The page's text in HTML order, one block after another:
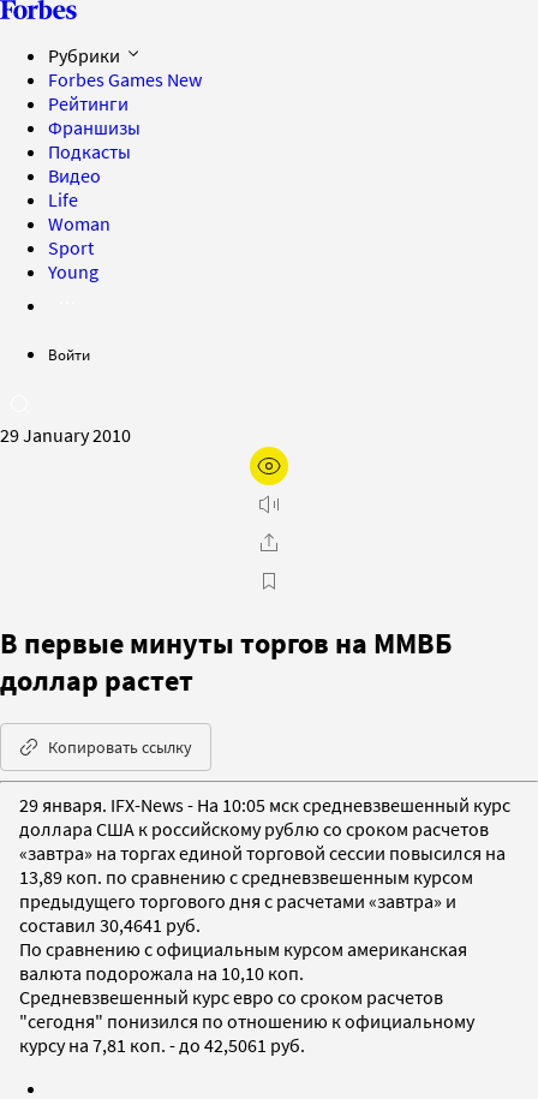
Рубрики
Forbes Games New
Рейтинги
Франшизы
Подкасты
Видео
Life
Woman
Sport
Young
Войти
29 January 2010
В первые минуты торгов на ММВБ
доллар растет
Копировать ссылку
29 января. IFX-News - На 10:05 мск средневзвешенный курс
доллара США к российскому рублю со сроком расчетов
«завтра» на торгах единой торговой сессии повысился на
13,89 коп. по сравнению с средневзвешенным курсом
предыдущего торгового дня с расчетами «завтра» и
составил 30,4641 руб.
По сравнению с официальным курсом американская
валюта подорожала на 10,10 коп.
Средневзвешенный курс евро со сроком расчетов
"сегодня" понизился по отношению к официальному
курсу на 7,81 коп. - до 42,5061 руб.